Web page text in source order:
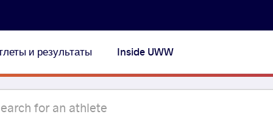
и результаты Inside UWW